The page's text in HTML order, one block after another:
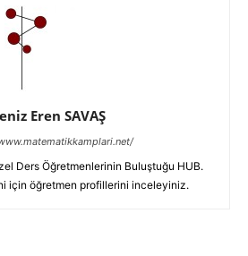
Eren SAVAŞ
Ders Öğretmenlerinin Buluştuğu HUB.
için öğretmen profillerini inceleyiniz.